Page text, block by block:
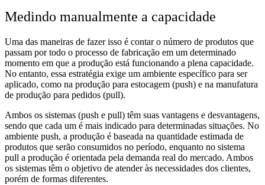
Medindo manualmente a capacidade
Uma das maneiras de fazer isso é contar o número de produtos que
passam por todo o processo de fabricação em um determinado
momento em que a produção está funcionando a plena capacidade.
No entanto, essa estratégia exige um ambiente específico para ser
aplicado, como na produção para estocagem (push) e na manufatura
de produção para pedidos (pull).
Ambos os sistemas (push e pull) têm suas vantagens e desvantagens,
sendo que cada um é mais indicado para determinadas situações. No
ambiente push, a produção é baseada na quantidade estimada de
produtos que serão consumidos no período, enquanto no sistema
pull a produção é orientada pela demanda real do mercado. Ambos
os sistemas têm o objetivo de atender às necessidades dos clientes,
porém de formas diferentes.